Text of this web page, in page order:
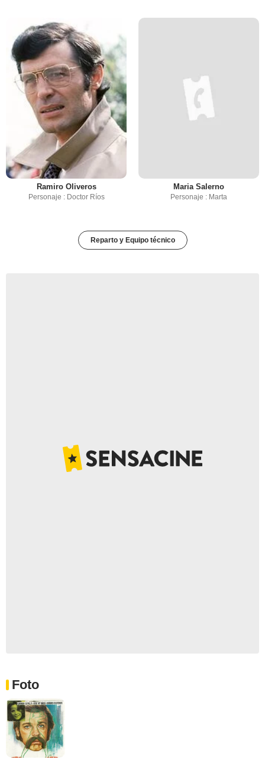
Ramiro Oliveros
Personaje : Doctor Ríos
Maria Salerno
Personaje : Marta
Reparto y Equipo técnico
Foto